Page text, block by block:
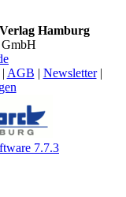
Hamburg
GmbH
AGB | Newsletter|
7.7.3